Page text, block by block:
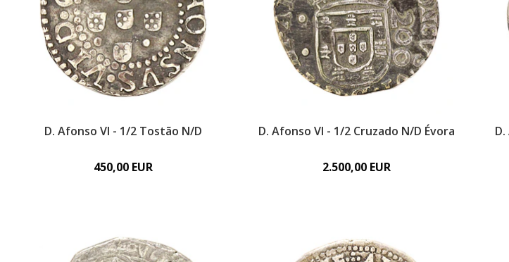
D. Afonso VI - 1/2 Tostão N/D
450,00 EUR
D. Afonso VI - 1/2 Cruzado N/D Évora
2.500,00 EUR